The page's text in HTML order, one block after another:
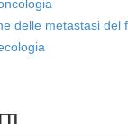
delle metastasi del